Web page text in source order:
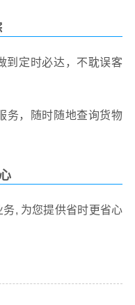
到定时必达，不耽误客
务，随时随地查询货物
, 为您提供省时更省心